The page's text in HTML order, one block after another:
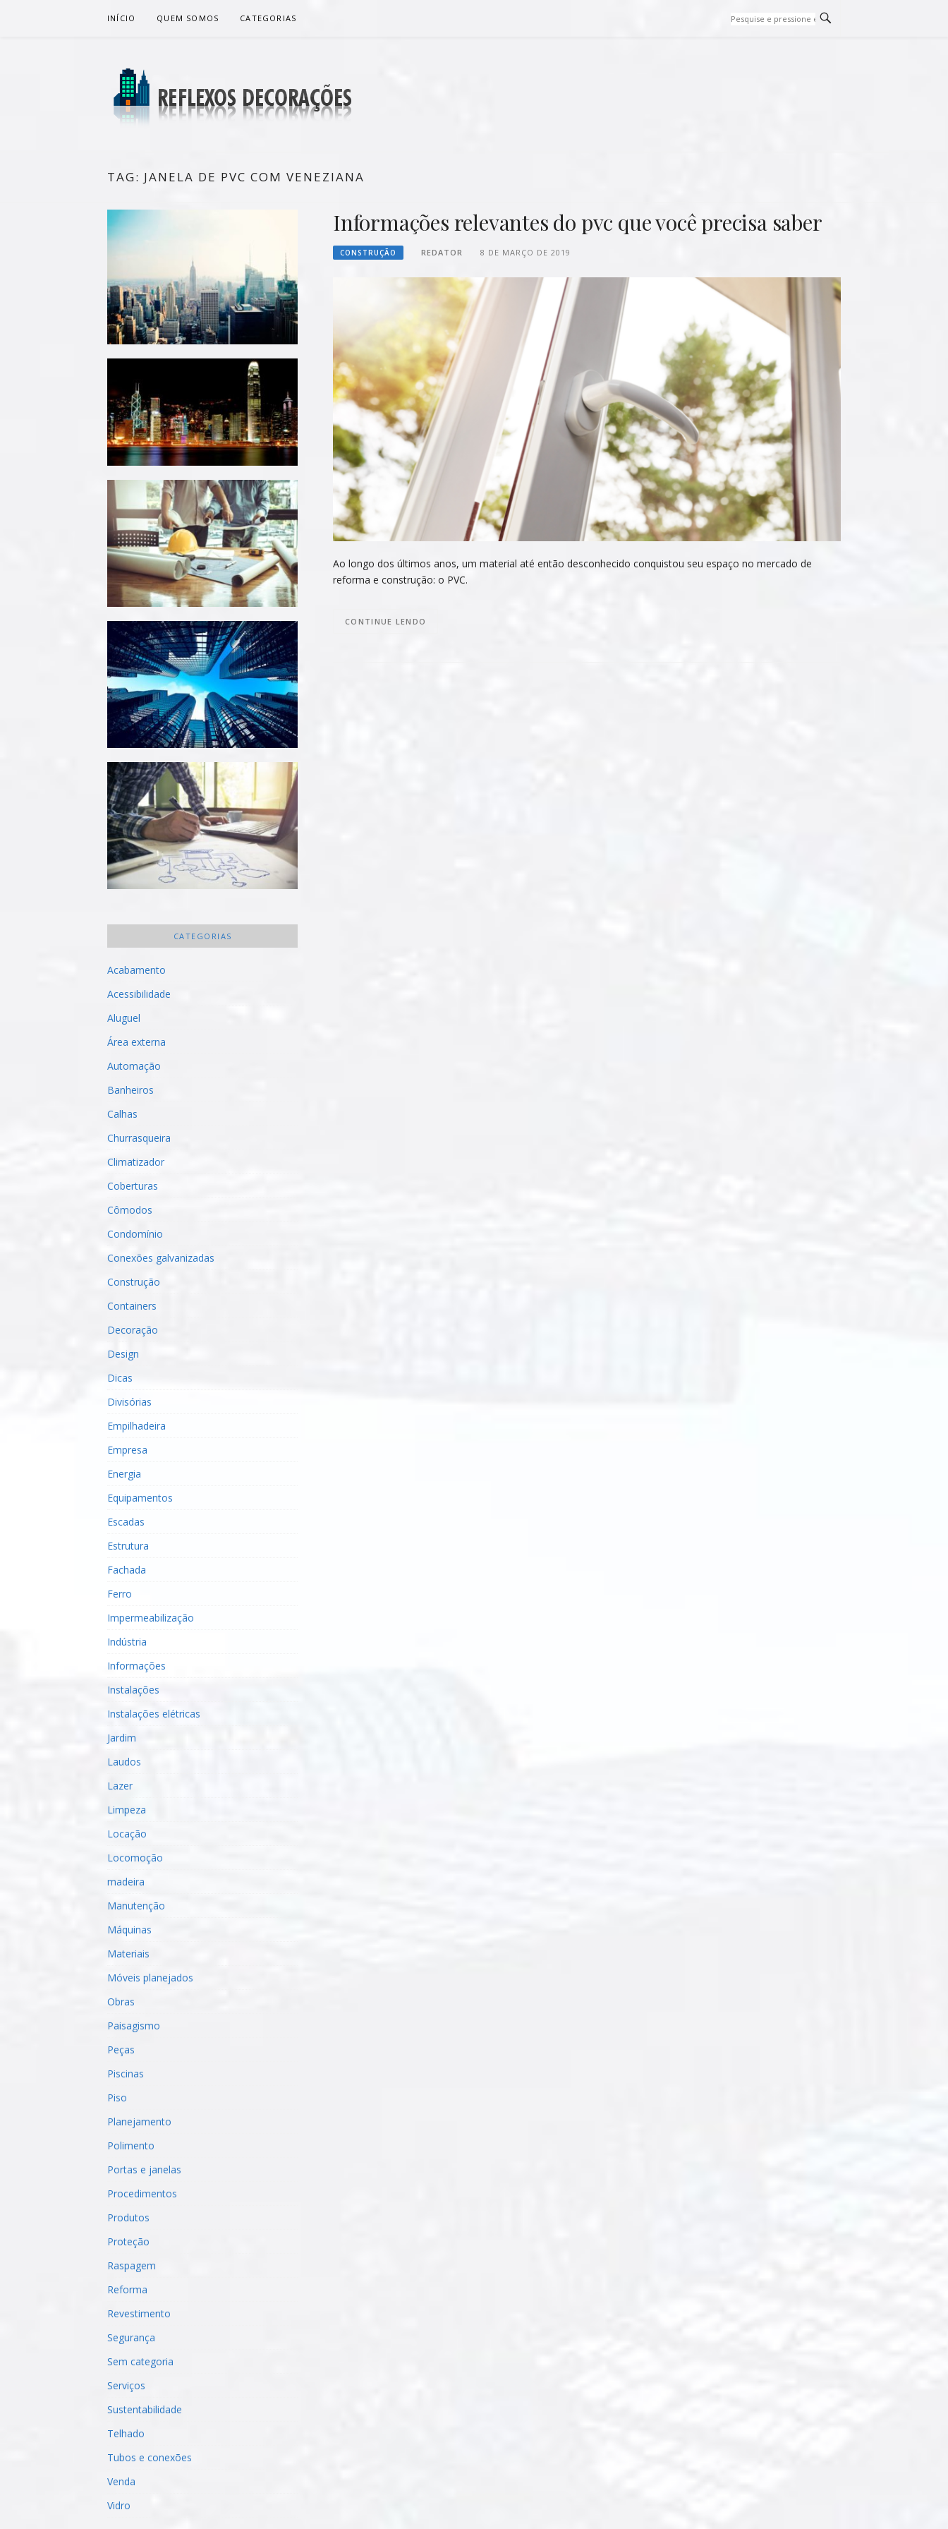
INÍCIO QUEM SOMOS CATEGORIAS
TAG: JANELA DE PVC COM VENEZIANA
Informações relevantes do pvc que você precisa saber
CONSTRUÇÃO REDATOR 8 DE MARÇO DE 2019
Ao longo dos últimos anos, um material até então desconhecido conquistou seu espaço no mercado de
reforma e construção: o PVC.
CONTINUE LENDO
CATEGORIAS
Acabamento
Acessibilidade
Aluguel
Área externa
Automação
Banheiros
Calhas
Churrasqueira
Climatizador
Coberturas
Cômodos
Condomínio
Conexões galvanizadas
Construção
Containers
Decoração
Design
Dicas
Divisórias
Empilhadeira
Empresa
Energia
Equipamentos
Escadas
Estrutura
Fachada
Ferro
Impermeabilização
Indústria
Informações
Instalações
Instalações elétricas
Jardim
Laudos
Lazer
Limpeza
Locação
Locomoção
madeira
Manutenção
Máquinas
Materiais
Móveis planejados
Obras
Paisagismo
Peças
Piscinas
Piso
Planejamento
Polimento
Portas e janelas
Procedimentos
Produtos
Proteção
Raspagem
Reforma
Revestimento
Segurança
Sem categoria
Serviços
Sustentabilidade
Telhado
Tubos e conexões
Venda
Vidro